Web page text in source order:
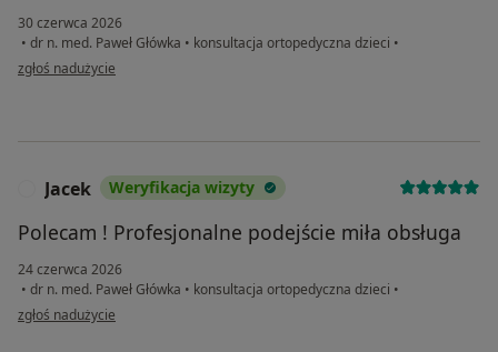
30 czerwca 2026
• dr n. med. Paweł Główka • konsultacja ortopedyczna dzieci •
w opinii użytkownika Teresa
zgłoś nadużycie
Jacek Weryfikacja wizyty
Polecam ! Profesjonalne podejście miła obsługa
24 czerwca 2026
• dr n. med. Paweł Główka • konsultacja ortopedyczna dzieci •
w opinii użytkownika Jacek
zgłoś nadużycie